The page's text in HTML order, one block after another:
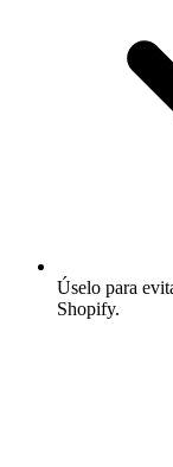
Úselo para
Shopify.